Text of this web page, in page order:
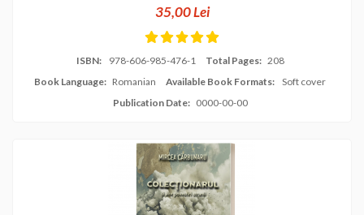
35,00 Lei
ISBN: 978-606-985-476-1 Total Pages: 208
Book Language: Romanian Available Book Formats: Soft cover
Publication Date: 0000-00-00